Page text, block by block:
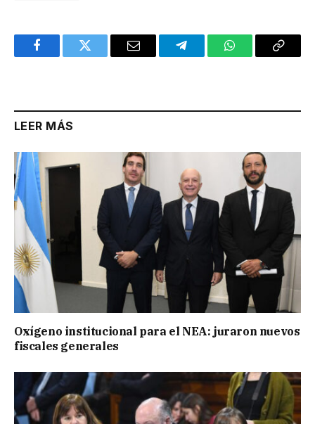
FacebookTwitter Email TelegramWhatsAppCopy
LEER MÁS
Oxígeno institucional para el NEA: juraron nuevos
fiscales generales